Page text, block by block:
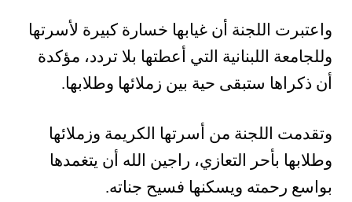
واعتبرت اللجنة أن غيابها خسارة كبيرة لأسرتها
وللجامعة اللبنانية التي أعطتها بلا تردد، مؤكدة
أن ذكراها ستبقى حية بين زملائها وطلابها.
وتقدمت اللجنة من أسرتها الكريمة وزملائها
وطلابها بأحر التعازي، راجين الله أن يتغمدها
بواسع رحمته ويسكنها فسيح جناته.